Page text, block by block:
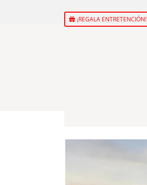
¡REGALA ENTRETENCIÓN!